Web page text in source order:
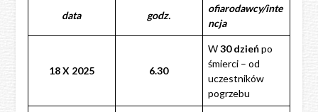
data godz.
ofiarodawcy/inte
ncja
18 X 2025 6.30
W30 dzieńpo
śmierci – od
uczestników
pogrzebu